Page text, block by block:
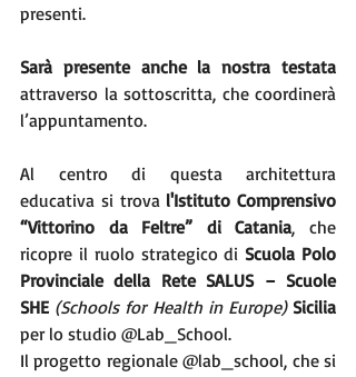
presenti.
Sarà presente anche la nostra testata
attraverso la sottoscritta, che coordinerà
l’appuntamento.
Al centro di questa architettura
educativa si trova l'Istituto Comprensivo
“Vittorino da Feltre” di Catania, che
ricopre il ruolo strategico di Scuola Polo
Provinciale della Rete SALUS – Scuole
SHE (Schools for Health in Europe)
per lo studio @Lab_School.
Il progetto regionale @lab_school, che si